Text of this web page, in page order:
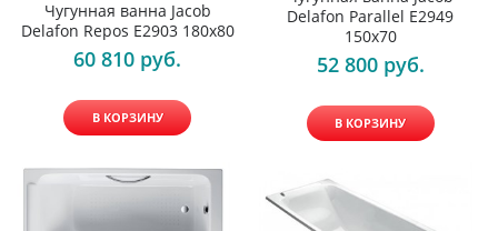
Чугунная ванна Jacob
Delafon Repos E2903 180х80
60 810 руб.
В КОРЗИНУ
Delafon Parallel E2949
150х70
52 800 руб.
В КОРЗИНУ